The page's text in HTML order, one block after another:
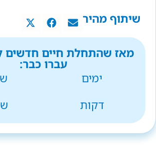
שיתוף מהיר
מאז שהתחלת חיים חדשים
עברו כבר:
ימים
דקות